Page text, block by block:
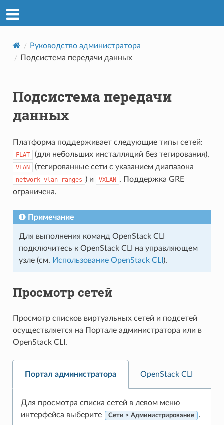
Руководство администратора
Подсистема передачи данных
Подсистема передачи
данных
Платформа поддерживает следующие типы сетей:
FLAT (для небольших инсталляций без тегирования),
VLAN (тегированные сети с указанием диапазона
network_vlan_ranges ) и VXLAN . Поддержка GRE
ограничена.
Примечание
Для выполнения команд OpenStack CLI
подключитесь к OpenStack CLI на управляющем
узле (см. Использование OpenStack CLI ).
Просмотр сетей
Просмотр списков виртуальных сетей и подсетей
осуществляется на Портале администратора или в
OpenStack CLI.
Портал администратора OpenStack CLI
Для просмотра списка сетей в левом меню
интерфейса выберите
Сети > Администрирование .